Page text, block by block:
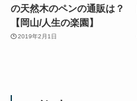
の天然木のペンの通販は？
【岡山/人生の楽園】
2019年2月1日